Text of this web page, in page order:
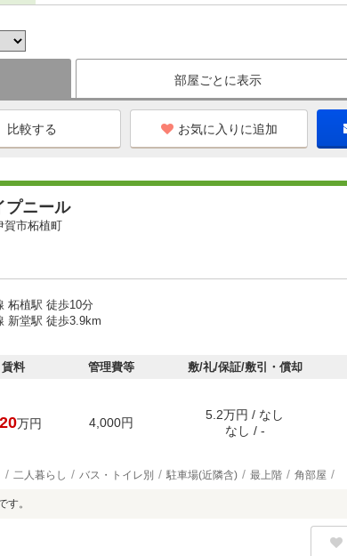
部屋ごとに表示
お気に入りに追加
プニール
賀市柘植町
柘植駅 徒歩10分
新堂駅 徒歩3.9km
賃料 管理費等 敷/礼/保証/敷引・償却
万円 4,000円
5.2万円 / なし
なし / -
二人暮らし バス・トイレ別 駐車場(近隣含) 最上階 角部屋
す。